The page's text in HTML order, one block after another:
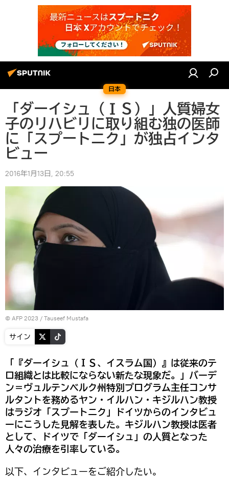
日本
「ダーイシュ（ＩＳ）」人質婦女
子のリハビリに取り組む独の医師
に「スプートニク」が独占インタ
ビュー
2016年1月13日, 20:55
© AFP 2023 / Tauseef Mustafa
サイン
「『ダーイシュ（ＩＳ、イスラム国）』は従来のテ
ロ組織とは比較にならない新たな現象だ。」バーデ
ン＝ヴュルテンベルク州特別プログラム主任コンサ
ルタントを務めるヤン・イルハン・キジルハン教授
はラジオ「スプートニク」ドイツからのインタビュ
ーにこうした見解を表した。キジルハン教授は医者
として、ドイツで「ダーイシュ」の人質となった
人々の治療を引率している。
以下、インタビューをご紹介したい。